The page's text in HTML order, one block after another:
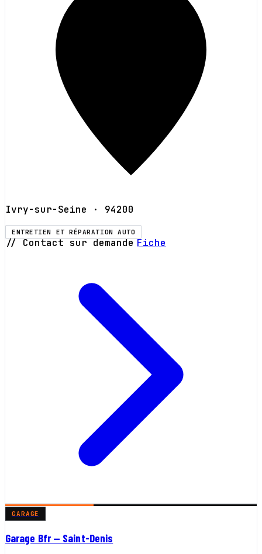
Ivry-sur-Seine · 94200
ENTRETIEN ET RÉPARATION AUTO
// Contact sur demande Fiche
GARAGE
Garage Bfr — Saint-Denis